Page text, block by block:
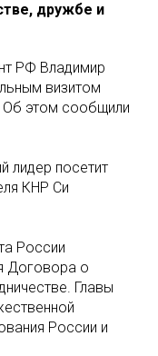
дружбе и
РФ Владимир
визитом
Об этом сообщили
лидер посетит
КНР Си
России
Договора о
Главы
России и